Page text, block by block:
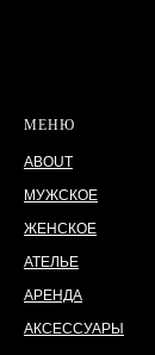
МЕНЮ
ABOUT
МУЖСКОЕ
ЖЕНСКОЕ
АТЕЛЬЕ
АРЕНДА
АКСЕССУАРЫ